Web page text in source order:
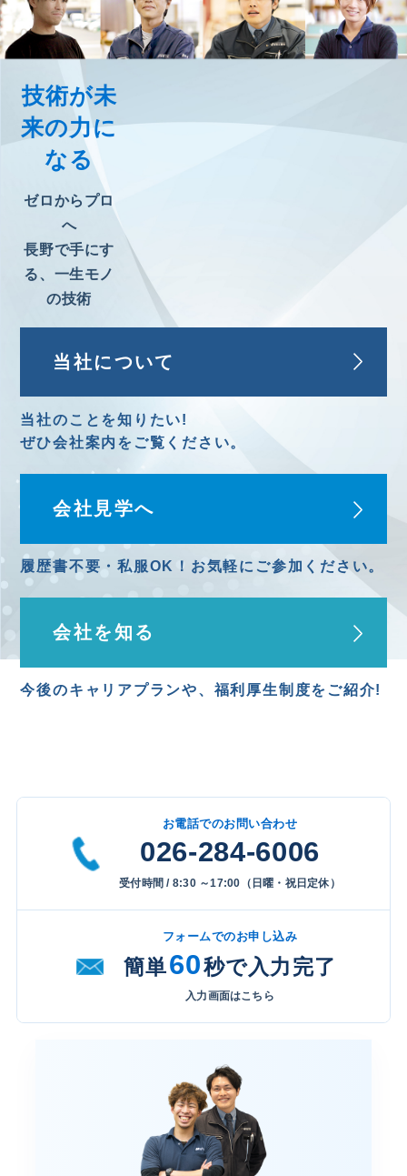
技術が未
来の力に
なる
ゼロからプロ
へ
長野で手にす
る、一生モノ
の技術
当社について
当社のことを知りたい!
ぜひ会社案内 をご覧ください。
会社見学へ
履歴書不要・私服OK！ お気軽にご参加ください。
会社を知る
今後のキャリアプランや、 福利厚生制度をご紹介!
お電話でのお問い合わせ
026-284-6006
受付時間 / 8:30 ～17:00（日曜・祝日定休）
フォームでのお申し込み
簡単60秒で入力完了
入力画面はこちら